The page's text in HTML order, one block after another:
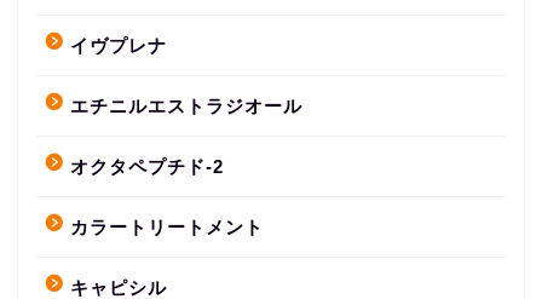
イヴプレナ
エチニルエストラジオール
オクタペプチド-2
カラートリートメント
キャピシル